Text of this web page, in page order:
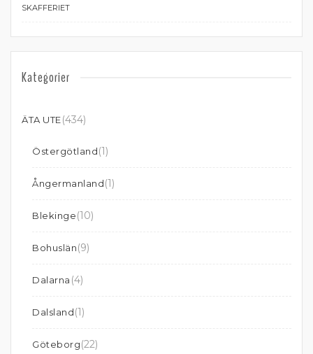
SKAFFERIET
Kategorier
ÄTA UTE(434)
Östergötland(1)
Ångermanland(1)
Blekinge(10)
Bohuslän(9)
Dalarna (4)
Dalsland(1)
Göteborg(22)